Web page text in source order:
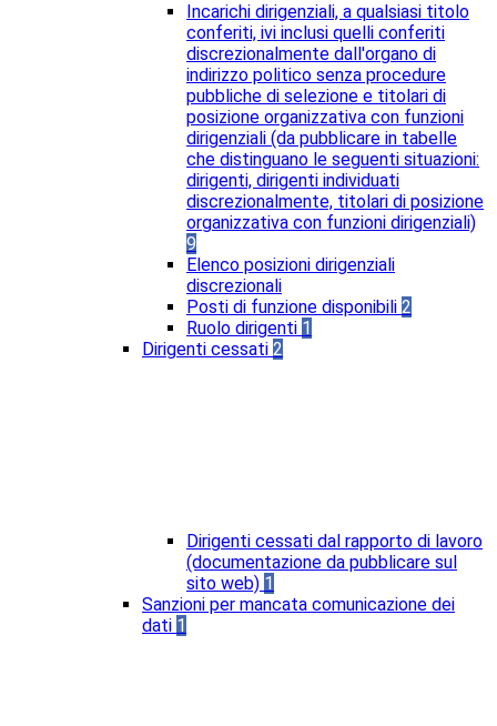
Incarichi dirigenziali, a qualsiasi titolo
conferiti, ivi inclusi quelli conferiti
discrezionalmente dall'organo di
indirizzo politico senza procedure
pubbliche di selezione e titolari di
posizione organizzativa con funzioni
dirigenziali (da pubblicare in tabelle
che distinguano le seguenti situazioni:
dirigenti, dirigenti individuati
discrezionalmente, titolari di posizione
organizzativa con funzioni dirigenziali)
9
Elenco posizioni dirigenziali
discrezionali
Posti di funzione disponibili 2
Ruolo dirigenti 1
Dirigenti cessati 2
Dirigenti cessati dal rapporto di lavoro
(documentazione da pubblicare sul
sito web) 1
Sanzioni per mancata comunicazione dei
dati 1